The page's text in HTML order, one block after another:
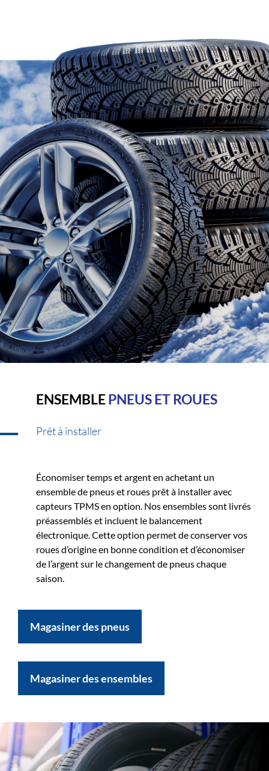
ENSEMBLEPNEUS ET ROUES
Prêt à installer
Économiser temps et argent en achetant un
ensemble de pneus et roues prêt à installer avec
capteurs TPMS en option. Nos ensembles sont livrés
préassemblés et incluent le balancement
électronique. Cette option permet de conserver vos
roues d’origine en bonne condition et d’économiser
de l’argent sur le changement de pneus chaque
saison.
Magasiner des pneus
Magasiner des ensembles